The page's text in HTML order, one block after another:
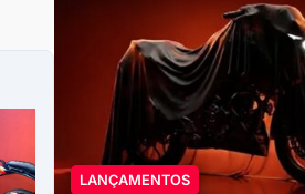
LANÇAMENTOS